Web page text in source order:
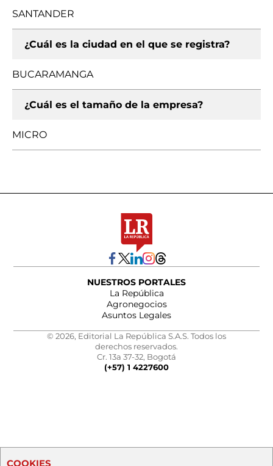
SANTANDER
¿Cuál es la ciudad en el que se registra?
BUCARAMANGA
¿Cuál es el tamaño de la empresa?
MICRO
NUESTROS PORTALES
La República
Agronegocios
Asuntos Legales
© 2026, Editorial La República S.A.S. Todos los
derechos reservados.
Cr. 13a 37-32, Bogotá
(+57) 1 4227600
COOKIES